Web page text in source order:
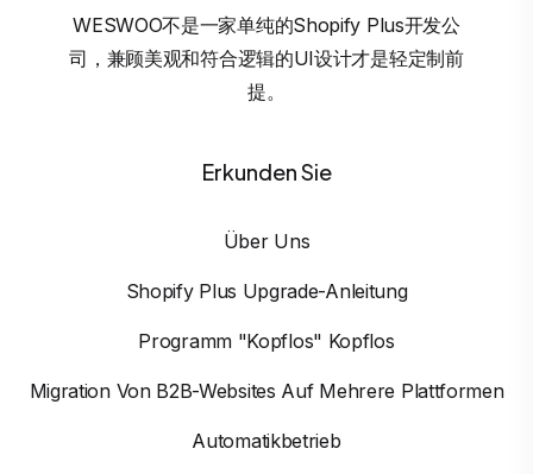
WESWOO不是一家单纯的Shopify Plus开发公
司，兼顾美观和符合逻辑的UI设计才是轻定制前
提。
Erkunden Sie
Über Uns
Shopify Plus Upgrade-Anleitung
Programm "Kopflos" Kopflos
Migration Von B2B-Websites Auf Mehrere Plattformen
Automatikbetrieb